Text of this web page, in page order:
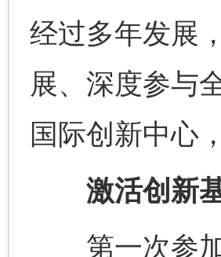
经过多年发展
展、深度参与
国际创新中心
激活创新基
第一次参加